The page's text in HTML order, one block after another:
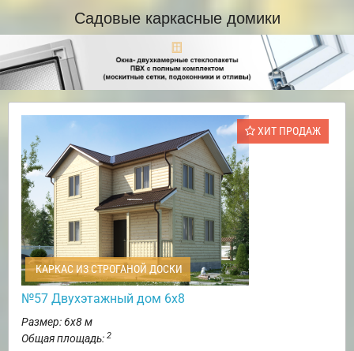
Садовые каркасные домики
ХИТ ПРОДАЖ
КАРКАС ИЗ СТРОГАНОЙ ДОСКИ
№57 Двухэтажный дом 6х8
Размер: 6х8 м
Общая площадь: 2